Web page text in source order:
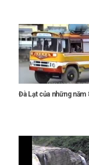
Đà Lạt của những năm